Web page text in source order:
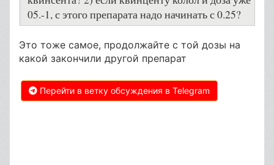
05.-1, с этого препарата надо начинать с 0.25?
Это тоже самое, продолжайте с той дозы на
какой закончили другой препарат
Перейти в ветку обсуждения в Telegram